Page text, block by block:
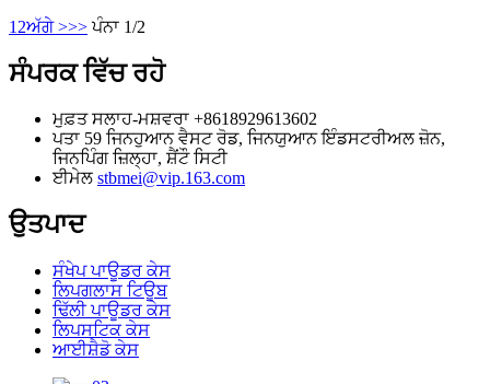
1 2ਅੱਗੇ >>> ਪੰਨਾ 1/2
ਸੰਪਰਕ ਵਿੱਚ ਰਹੋ
ਮੁਫ਼ਤ ਸਲਾਹ-ਮਸ਼ਵਰਾ +8618929613602
ਪਤਾ 59 ਜਿਨਹੁਆਨ ਵੈਸਟ ਰੋਡ, ਜਿਨਯੁਆਨ ਇੰਡਸਟਰੀਅਲ ਜ਼ੋਨ,
ਜਿਨਪਿੰਗ ਜ਼ਿਲ੍ਹਾ, ਸ਼ੈਂਟੌ ਸਿਟੀ
ਈਮੇਲ stbmei@vip.163.com
ਉਤਪਾਦ
ਸੰਖੇਪ ਪਾਊਡਰ ਕੇਸ
ਲਿਪਗਲਾਸ ਟਿਊਬ
ਢਿੱਲੀ ਪਾਊਡਰ ਕੇਸ
ਲਿਪਸਟਿਕ ਕੇਸ
ਆਈਸ਼ੈਡੋ ਕੇਸ